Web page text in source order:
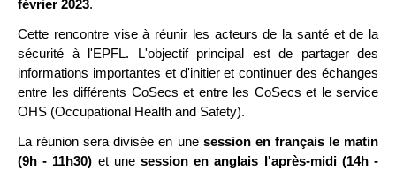
février 2023.
Cette rencontre vise à réunir les acteurs de la santé et de la
sécurité à l'EPFL. L'objectif principal est de partager des
informations importantes et d'initier et continuer des échanges
entre les différents CoSecs et entre les CoSecs et le service
OHS (Occupational Health and Safety).
La réunion sera divisée en une session en français le matin
(9h - 11h30) et unesession en anglais l'après-midi (14h -